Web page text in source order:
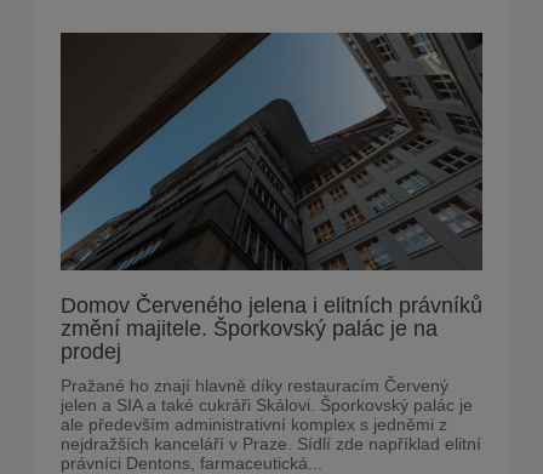
Domov Červeného jelena i elitních právníků
změní majitele. Šporkovský palác je na
prodej
Pražané ho znají hlavně díky restauracím Červený
jelen a SIA a také cukráři Skálovi. Šporkovský palác je
ale především administrativní komplex s jedněmi z
nejdražších kanceláří v Praze. Sídlí zde například elitní
právníci Dentons, farmaceutická...